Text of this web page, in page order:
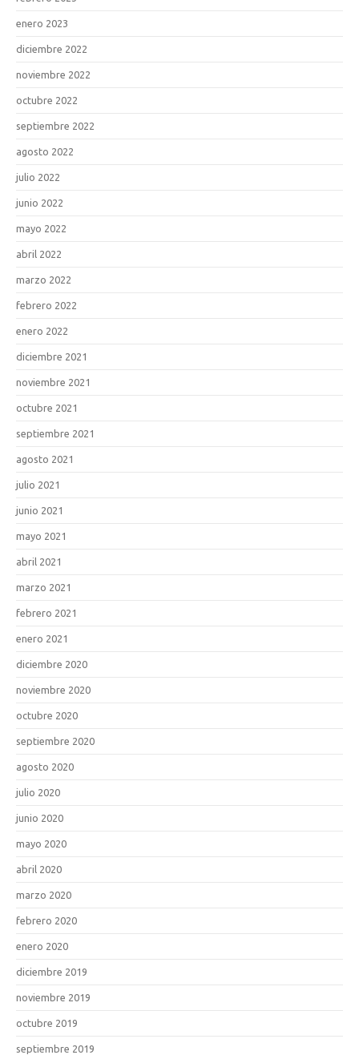
enero 2023
diciembre 2022
noviembre 2022
octubre 2022
septiembre 2022
agosto 2022
julio 2022
junio 2022
mayo 2022
abril 2022
marzo 2022
febrero 2022
enero 2022
diciembre 2021
noviembre 2021
octubre 2021
septiembre 2021
agosto 2021
julio 2021
junio 2021
mayo 2021
abril 2021
marzo 2021
febrero 2021
enero 2021
diciembre 2020
noviembre 2020
octubre 2020
septiembre 2020
agosto 2020
julio 2020
junio 2020
mayo 2020
abril 2020
marzo 2020
febrero 2020
enero 2020
diciembre 2019
noviembre 2019
octubre 2019
septiembre 2019